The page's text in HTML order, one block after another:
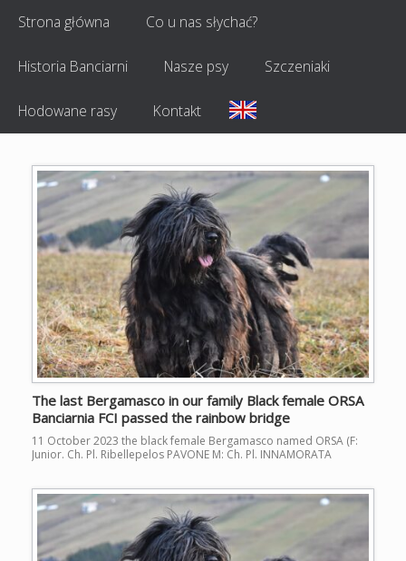
Strona główna Co u nas słychać?
Historia Banciarni Nasze psy Szczeniaki
Hodowane rasy Kontakt
The last Bergamasco in our family Black female ORSA
Banciarnia FCI passed the rainbow bridge
11 October 2023 the black female Bergamasco named ORSA (F:
Junior. Ch. Pl. Ribellepelos PAVONE M: Ch. Pl. INNAMORATA
at us. She was beautiful and lovely partner of our lives and a good
[…]